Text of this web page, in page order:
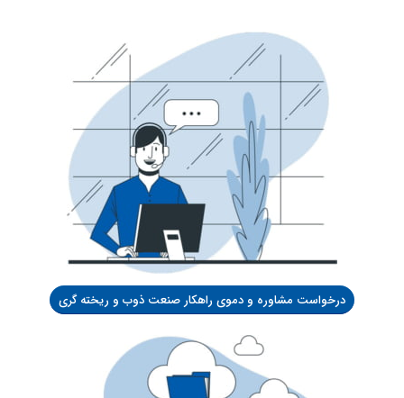
درخواست مشاوره و دموی راهکار صنعت ذوب و ریخته گری